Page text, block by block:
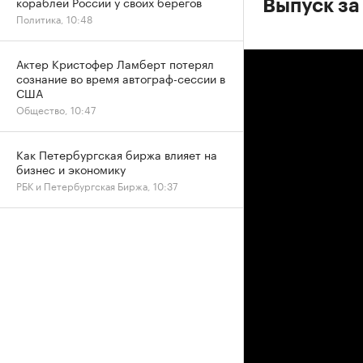
Выпуск
Политика, 10:48
Актер Кристофер Ламберт потерял
сознание во время автограф-сессии в
США
Общество, 10:47
Как Петербургская биржа влияет на
бизнес и экономику
РБК и Петербургская Биржа, 10:37